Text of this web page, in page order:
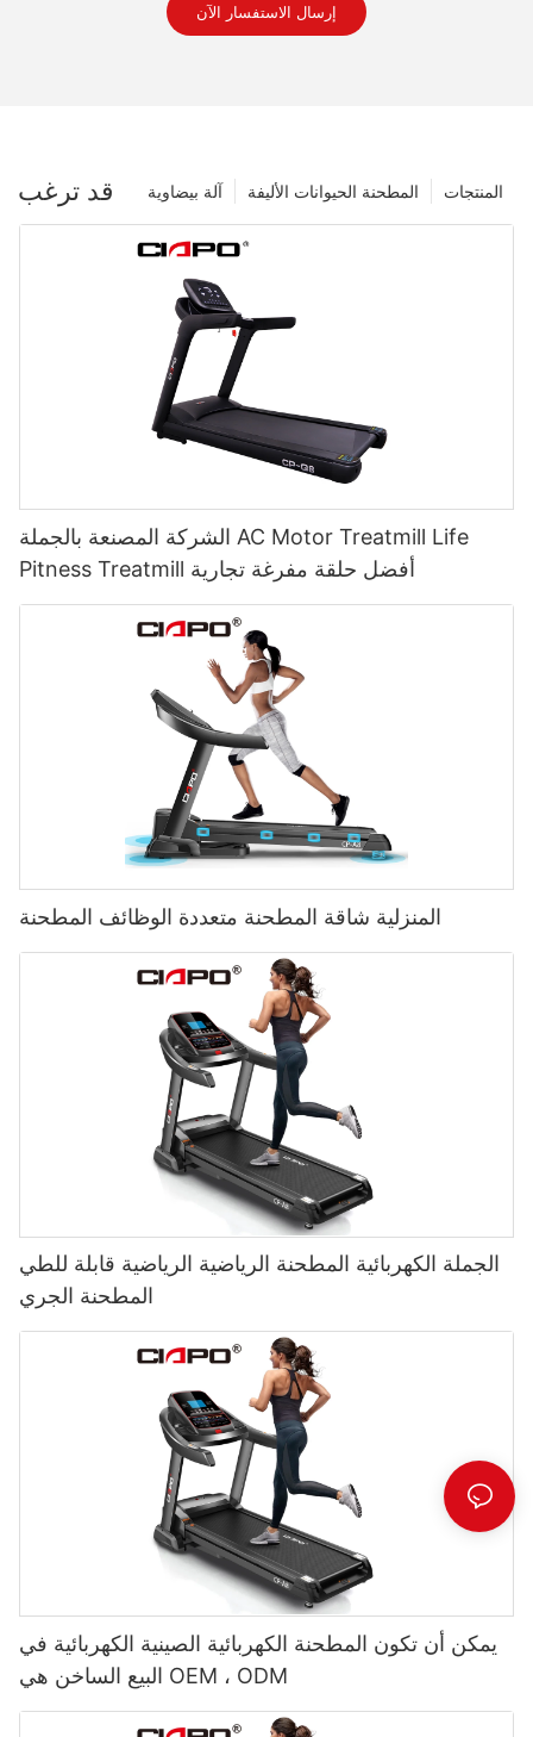
إرسال الاستفسار الآن
قد ترغب المنتجات المطحنة الحيوانات الأليفة آلة بيضاوية
الشركة المصنعة بالجملة AC Motor Treatmill Life
Pitness Treatmill أفضل حلقة مفرغة تجارية
المنزلية شاقة المطحنة متعددة الوظائف المطحنة
الجملة الكهربائية المطحنة الرياضية الرياضية قابلة للطي
المطحنة الجري
يمكن أن تكون المطحنة الكهربائية الصينية الكهربائية في
البيع الساخن هي OEM ، ODM